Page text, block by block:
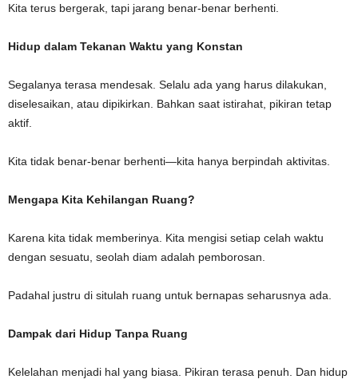
Kita terus bergerak, tapi jarang benar-benar berhenti.
Hidup dalam Tekanan Waktu yang Konstan
Segalanya terasa mendesak. Selalu ada yang harus dilakukan,
diselesaikan, atau dipikirkan. Bahkan saat istirahat, pikiran tetap
aktif.
Kita tidak benar-benar berhenti—kita hanya berpindah aktivitas.
Mengapa Kita Kehilangan Ruang?
Karena kita tidak memberinya. Kita mengisi setiap celah waktu
dengan sesuatu, seolah diam adalah pemborosan.
Padahal justru di situlah ruang untuk bernapas seharusnya ada.
Dampak dari Hidup Tanpa Ruang
Kelelahan menjadi hal yang biasa. Pikiran terasa penuh. Dan hidup